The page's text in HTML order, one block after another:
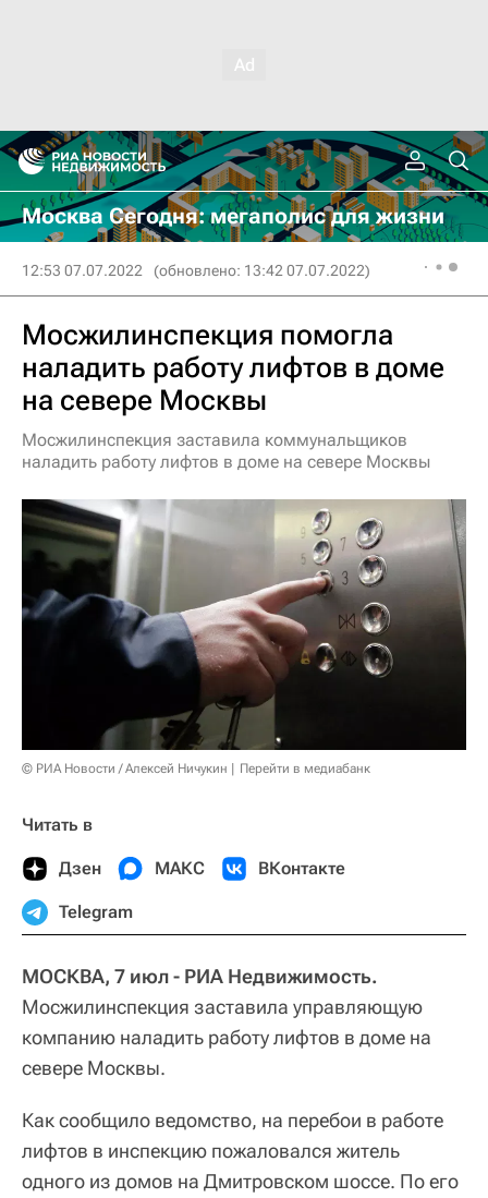
Москва Сегодня: мегаполис для жизни
12:53 07.07.2022 (обновлено: 13:42 07.07.2022)
Мосжилинспекция помогла
наладить работу лифтов в доме
на севере Москвы
Мосжилинспекция заставила коммунальщиков
наладить работу лифтов в доме на севере Москвы
© РИА Новости / Алексей Ничукин Перейти в медиабанк
Читать в
Дзен МАКС ВКонтакте
Telegram
МОСКВА, 7 июл - РИА Недвижимость.
Мосжилинспекция заставила управляющую
компанию наладить работу лифтов в доме на
севере Москвы.
Как сообщило ведомство, на перебои в работе
лифтов в инспекцию пожаловался житель
одного из домов на Дмитровском шоссе. По его